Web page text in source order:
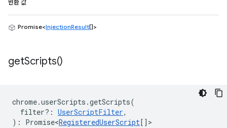
반환 값
Promise<InjectionResult[]>
getScripts()
chrome.userScripts .getScripts(
filter? : UserScriptFilter,
) : Promise<RegisteredUserScript [] >